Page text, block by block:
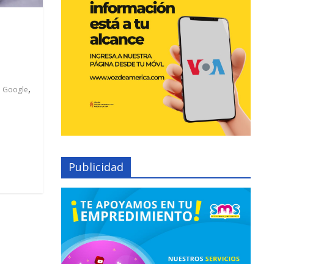
Google,
Publicidad